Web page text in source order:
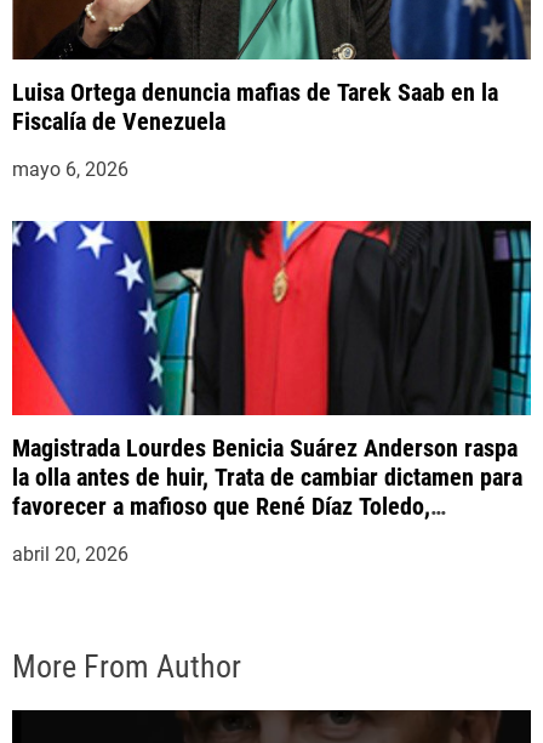
Luisa Ortega denuncia mafias de Tarek Saab en la
Fiscalía de Venezuela
mayo 6, 2026
Magistrada Lourdes Benicia Suárez Anderson raspa
la olla antes de huir, Trata de cambiar dictamen para
favorecer a mafioso que René Díaz Toledo,
abril 20, 2026
More From Author